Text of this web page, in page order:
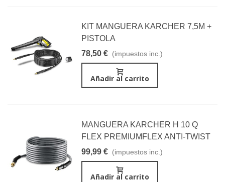
KIT MANGUERA KARCHER 7,5M +
PISTOLA
78,50 € (impuestos inc.)
Añadir al carrito
MANGUERA KARCHER H 10 Q
FLEX PREMIUMFLEX ANTI-TWIST
99,99 € (impuestos inc.)
Añadir al carrito